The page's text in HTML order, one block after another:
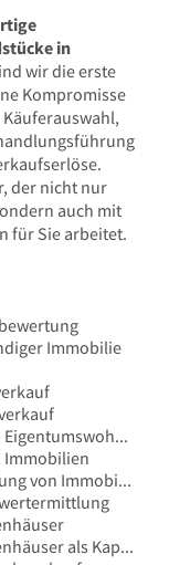
in
wir die erste
Kompromisse
der nicht nur
auch mit
für Sie arbeitet.
Immobilie
Verkauf von Eigentumswohnungen
Immobilien
Wertermittlung von Immobilien
Mehrfamilienhäuser als Kapitalanlage